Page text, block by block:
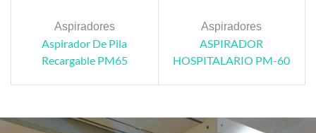
Aspiradores
Aspirador De Pila
Recargable PM65
Aspiradores
ASPIRADOR
HOSPITALARIO PM-60